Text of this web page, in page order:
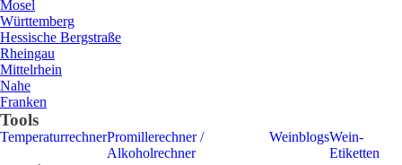
Mosel
Württemberg
Hessische Bergstraße
Rheingau
Mittelrhein
Nahe
Franken
Tools
TemperaturrechnerPromillerechner /
Alkoholrechner
WeinblogsWein-
Etiketten